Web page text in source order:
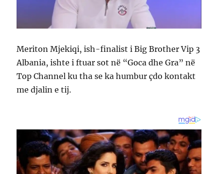
Meriton Mjekiqi, ish-finalist i Big Brother Vip 3
Albania, ishte i ftuar sot në “Goca dhe Gra” në
Top Channel ku tha se ka humbur çdo kontakt
me djalin e tij.